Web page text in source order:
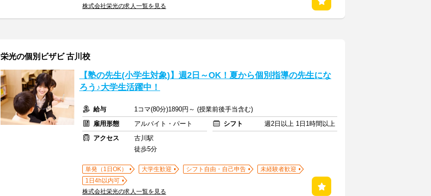
株式会社栄光の求人一覧を見る
栄光の個別ビザビ 古川校
【塾の先生(小学生対象)】週2日～OK！夏から個別指導の先生にな
ろう♪大学生活躍中！
給与
1コマ(80分)1890円～ (授業前後手当含む)
雇用形態
アルバイト・パート シフト
週2日以上 1日1時間以上
アクセス
古川駅
徒歩5分
単発（1日OK） 大学生歓迎 シフト自由・自己申告
未経験者歓迎
1日4h以内可
株式会社栄光の求人一覧を見る